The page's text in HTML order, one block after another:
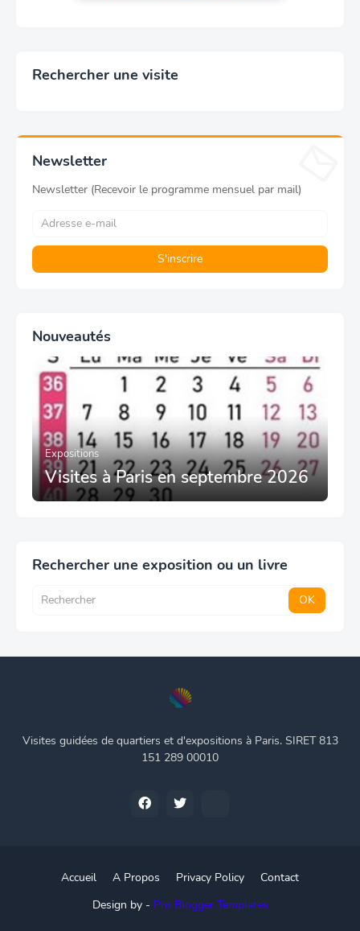
Rechercher une visite
Newsletter
Newsletter (Recevoir le programme mensuel par mail)
Nouveautés
Expositions
Visites à Paris en septembre 2026
Rechercher une exposition ou un livre
Visites guidées de quartiers et d'expositions à Paris. SIRET 813
151 289 00010
Design by - Pro Blogger Templates
Accueil A Propos Privacy Policy Contact